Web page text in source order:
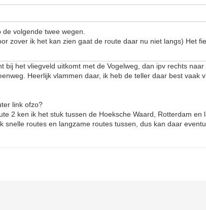
volgende twee wegen.
zover ik het kan zien gaat de route daar nu niet langs) Het
bij het vliegveld uitkomt met de Vogelweg, dan ipv rechts
Heerlijk vlammen daar, ik heb de teller daar best vaak
link ofzo?
2 ken ik het stuk tussen de Hoeksche Waard, Rotterdam en
snelle routes en langzame routes tussen, dus kan daar